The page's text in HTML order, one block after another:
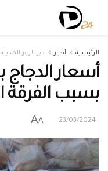
الرئيسية أخبار دير الزور المدينة
أسعار الدجاج
بسبب الفرقة
23/03/2024
A
A